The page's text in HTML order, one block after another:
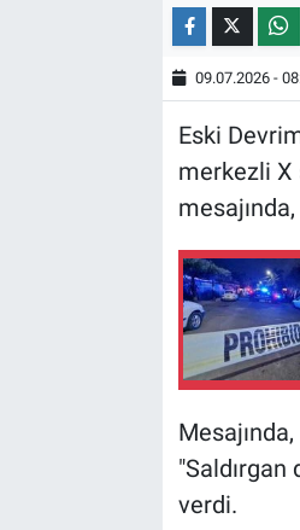
09.07.2026 -
Eski
merkezli X
verdi.